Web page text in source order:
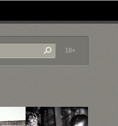
18+